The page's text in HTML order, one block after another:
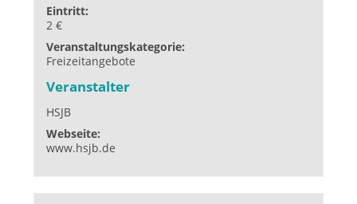
Eintritt:
2 €
Veranstaltungskategorie:
Freizeitangebote
Veranstalter
HSJB
Webseite:
www.hsjb.de